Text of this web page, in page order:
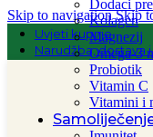
Skip to navigationSkip
Uvjeti kupnje
Narudžba, dostava
Dodaci
Kolagen
Magnezij
Omega-3
Probiotik
Vitamin C
Vitamini i